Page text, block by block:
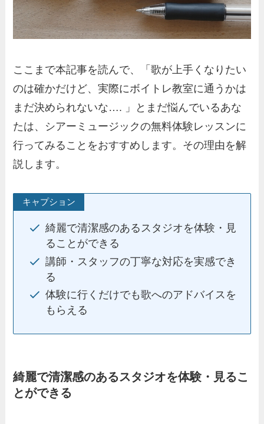
ここまで本記事を読んで、「歌が上手くなりたい
のは確かだけど、実際にボイトレ教室に通うかは
まだ決められないな…. 」とまだ悩んでいるあな
たは、シアーミュージックの無料体験レッスンに
行ってみることをおすすめします。その理由を解
説します。
キャプション
綺麗で清潔感のあるスタジオを体験・見
ることができる
講師・スタッフの丁寧な対応を実感でき
る
体験に行くだけでも歌へのアドバイスを
もらえる
綺麗で清潔感のあるスタジオを体験・見るこ
とができる